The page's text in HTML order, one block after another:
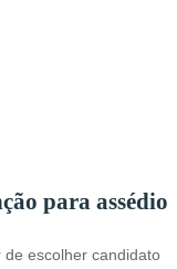
para assédio
escolher candidato